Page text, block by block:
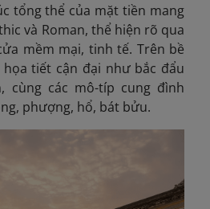
tổng thể của mặt tiền mang
và Roman, thể hiện rõ qua
mềm mại, tinh tế. Trên bề
tiết cận đại như bắc đẩu
cùng các mô-típ cung đình
phượng, hổ, bát bửu.